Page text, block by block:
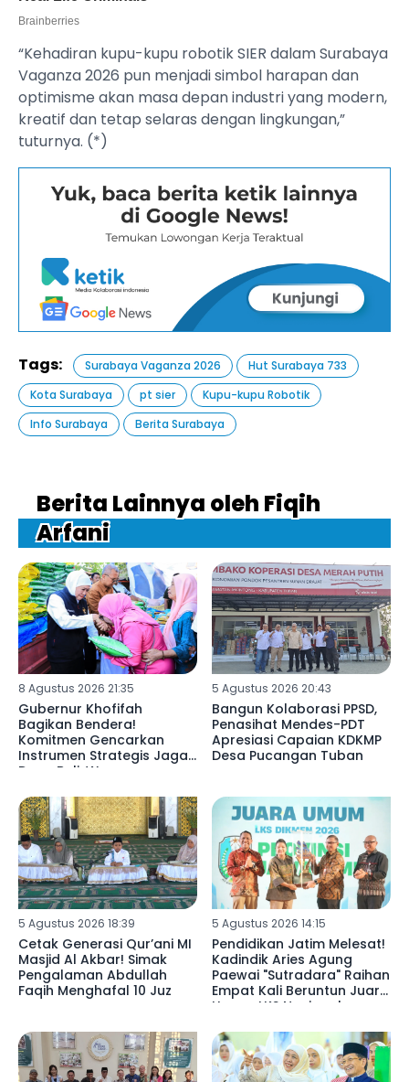
“Kehadiran kupu-kupu robotik SIER dalam Surabaya
Vaganza 2026 pun menjadi simbol harapan dan
optimisme akan masa depan industri yang modern,
kreatif dan tetap selaras dengan lingkungan,”
tuturnya. (*)
Tags: Surabaya Vaganza 2026
Hut Surabaya 733
Kota Surabaya
pt sier
Kupu-kupu Robotik
Info Surabaya
Berita Surabaya
Berita Lainnya oleh Fiqih
Arfani
8 Agustus 2026 21:35
Gubernur Khofifah
Bagikan Bendera!
Komitmen Gencarkan
Instrumen Strategis Jaga
Daya Beli, Warga
Murah
5 Agustus 2026 20:43
Bangun Kolaborasi PPSD,
Penasihat Mendes-PDT
Apresiasi Capaian KDKMP
Desa Pucangan Tuban
5 Agustus 2026 18:39
Cetak Generasi Qur’ani MI
Masjid Al Akbar! Simak
Pengalaman Abdullah
Faqih Menghafal 10 Juz
5 Agustus 2026 14:15
Pendidikan Jatim Melesat!
Kadindik Aries Agung
Paewai "Sutradara" Raihan
Empat Kali Beruntun Juara
Umum LKS Nasional